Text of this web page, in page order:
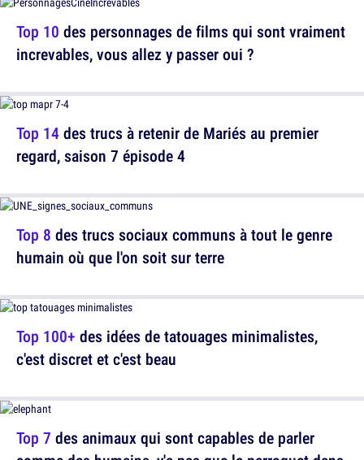
Top 10 des personnages de films qui sont vraiment
increvables, vous allez y passer oui ?
Top 8 des trucs sociaux communs à tout le genre
humain où que l'on soit sur terre
Top 7 des animaux qui sont capables de parler
Top 14des trucs à retenir de Mariés au premier
regard, saison 7 épisode 4
Top 100+ des idées de tatouages minimalistes,
c'est discret et c'est beau